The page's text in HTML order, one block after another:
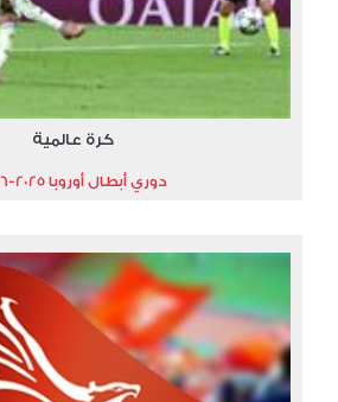
كرة عالمية
دوري أبطال أوروبا 2025-2026